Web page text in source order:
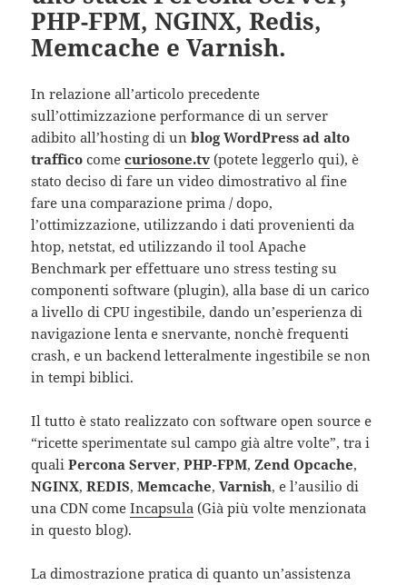
PHP-FPM, NGINX, Redis,
Memcache e Varnish.
In relazione all’articolo precedente
sull’ottimizzazione performance di un server
adibito all’hosting di unblog WordPress ad alto
traffico comecuriosone.tv (potete leggerlo qui), è
stato deciso di fare un video dimostrativo al fine
fare una comparazione prima / dopo,
l’ottimizzazione, utilizzando i dati provenienti da
htop, netstat, ed utilizzando il tool Apache
Benchmark per effettuare uno stress testing su
componenti software (plugin), alla base di un carico
a livello di CPU ingestibile, dando un’esperienza di
navigazione lenta e snervante, nonchè frequenti
crash, e un backend letteralmente ingestibile se non
in tempi biblici.
Il tutto è stato realizzato con software open source e
“ricette sperimentate sul campo già altre volte”, tra i
qualiPercona Server,PHP-FPM,Zend Opcache,
NGINX,REDIS,Memcache,Varnish, e l’ausilio di
una CDN comeIncapsula (Già più volte menzionata
in questo blog).
La dimostrazione pratica di quanto un’assistenza